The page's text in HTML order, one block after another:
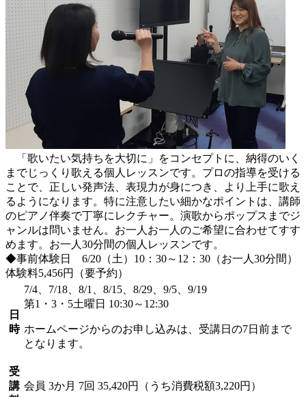
「歌いたい気持ちを大切に」をコンセプトに、納得のいく
までじっくり歌える個人レッスンです。プロの指導を受ける
ことで、正しい発声法、表現力が身につき、より上手に歌え
るようになります。特に注意したい細かなポイントは、講師
のピアノ伴奏で丁寧にレクチャー。演歌からポップスまでジ
ャンルは問いません。お一人お一人のご希望に合わせてすす
めます。お一人30分間の個人レッスンです。
◆事前体験日 6/20（土）10：30～12：30（お一人30分間）
体験料5,456円（要予約）
日
時
7/4、7/18、8/1、8/15、8/29、9/5、9/19
第1・3・5土曜日 10:30～12:30
ホームページからのお申し込みは、受講日の7日前まで
となります。
受
講 会員 3か月 7回 35,420円（うち消費税額3,220円）